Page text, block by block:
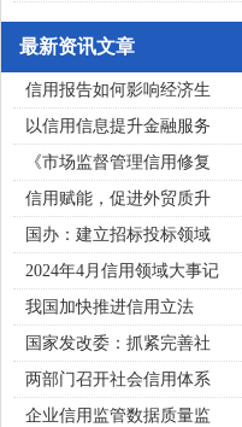
最新资讯文章
信用报告如何影响经济生
以信用信息提升金融服务
《市场监督管理信用修复
信用赋能，促进外贸质升
国办：建立招标投标领域
2024年4月信用领域大事记
我国加快推进信用立法
国家发改委：抓紧完善社
两部门召开社会信用体系
企业信用监管数据质量监